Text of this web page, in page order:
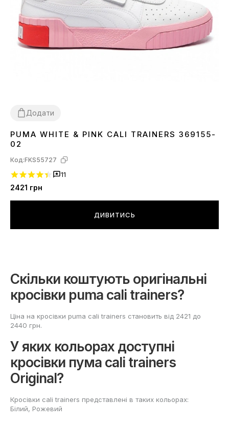
Додати
36
PUMA WHITE & PINK CALI TRAINERS 369155-
02
Код:FKS55727
11
2421 грн
ДИВИТИСЬ
Скільки коштують оригінальні
кросівки puma cali trainers?
Ціна на кросівки puma cali trainers становить від 2421 до
2440 грн.
У яких кольорах доступні
кросівки пума cali trainers
Original?
Кросівки cali trainers представлені в таких кольорах:
Білий, Рожевий